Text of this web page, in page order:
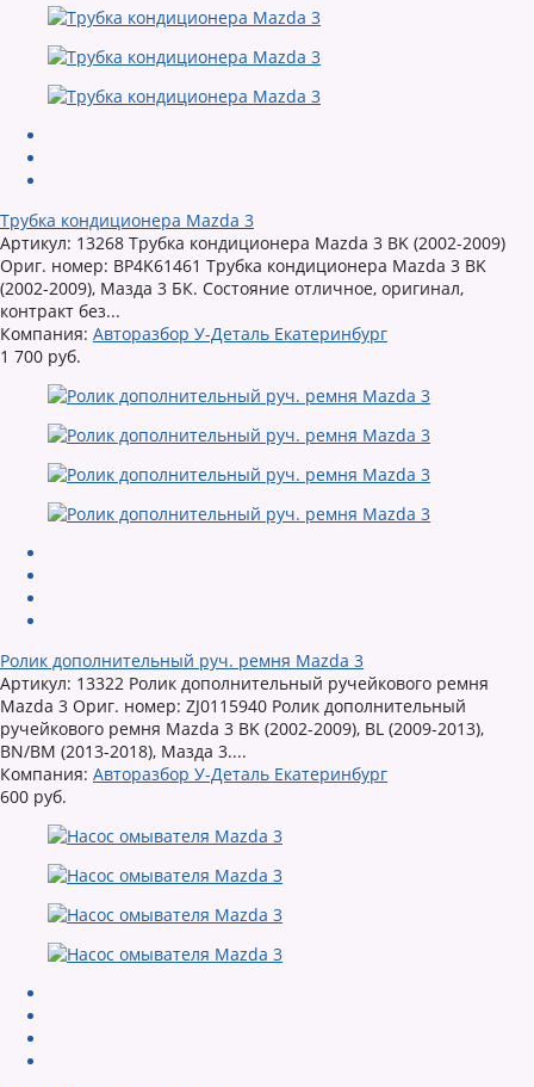
Трубка кондиционера Mazda 3
Артикул: 13268 Трубка кондиционера Mazda 3 BK (2002-2009)
Ориг. номер: BP4K61461 Трубка кондиционера Mazda 3 BK
(2002-2009), Мазда 3 БК. Состояние отличное, оригинал,
контракт без...
Компания: Авторазбор У-Деталь Екатеринбург
1 700 руб.
Ролик дополнительный руч. ремня Mazda 3
Артикул: 13322 Ролик дополнительный ручейкового ремня
Mazda 3 Ориг. номер: ZJ0115940 Ролик дополнительный
ручейкового ремня Mazda 3 BK (2002-2009), BL (2009-2013),
BN/BM (2013-2018), Мазда 3....
Компания: Авторазбор У-Деталь Екатеринбург
600 руб.